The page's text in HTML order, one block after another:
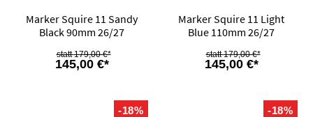
Marker Squire 11 Sandy
Black 90mm 26/27
145,00 €*
179,00 €*
Marker Squire 11 Light
Blue 110mm 26/27
145,00 €*
179,00 €*
-18% -18%